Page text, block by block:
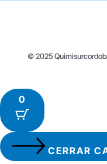
© 2025
0
CERRAR